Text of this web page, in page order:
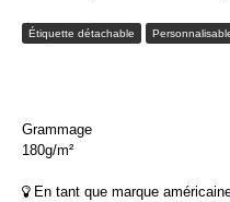
Étiquette détachable
Grammage
180g/m²
En tant que marque